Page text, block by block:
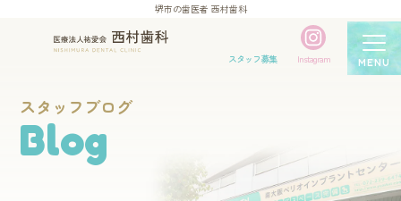
堺市の歯医者 西村歯科
スタッフ募集 Instagram MENU
スタッフブログ
Blog